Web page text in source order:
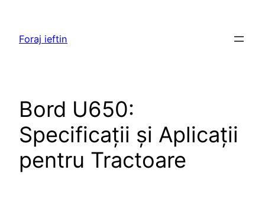
content
Foraj ieftin
Bord U650:
Specificații și Aplicații
pentru Tractoare